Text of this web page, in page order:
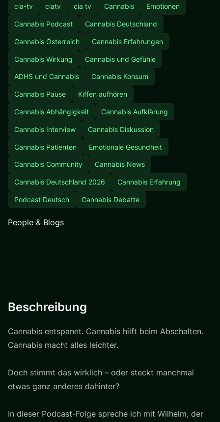
cia-tv ciatv cia tv Cannabis Emotionen
Cannabis Podcast Cannabis Deutschland
Cannabis Österreich Cannabis Erfahrungen
Cannabis Wirkung Cannabis und Gefühle
ADHS und Cannabis Cannabis Konsum
Cannabis Pause Kiffen aufhören
Cannabis Abhängigkeit Cannabis Aufklärung
Cannabis Interview Cannabis Diskussion
Cannabis Patienten Emotionale Gesundheit
Cannabis Community Cannabis News
Cannabis Deutschland 2026 Cannabis Erfahrung
Podcast Deutsch Cannabis Debatte
People & Blogs
Beschreibung
Cannabis entspannt. Cannabis hilft beim Abschalten.
Cannabis macht alles leichter.
Doch stimmt das wirklich – oder steckt manchmal
etwas ganz anderes dahinter?
In dieser Podcast-Folge spreche ich mit Wilhelm, der